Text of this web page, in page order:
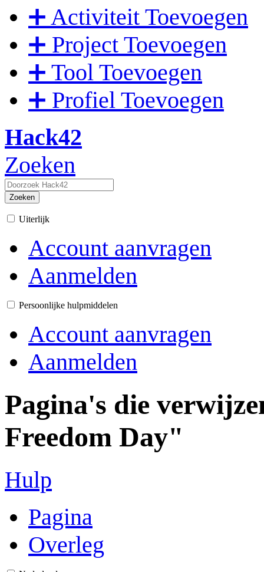
➕ Activiteit Toevoegen
➕ Project Toevoegen
➕ Tool Toevoegen
➕ Profiel Toevoegen
Hack42
Zoeken
Zoeken
Uiterlijk
Account aanvragen
Aanmelden
Persoonlijke hulpmiddelen
Account aanvragen
Aanmelden
Pagina's die
Freedom Day"
Hulp
Pagina
Overleg